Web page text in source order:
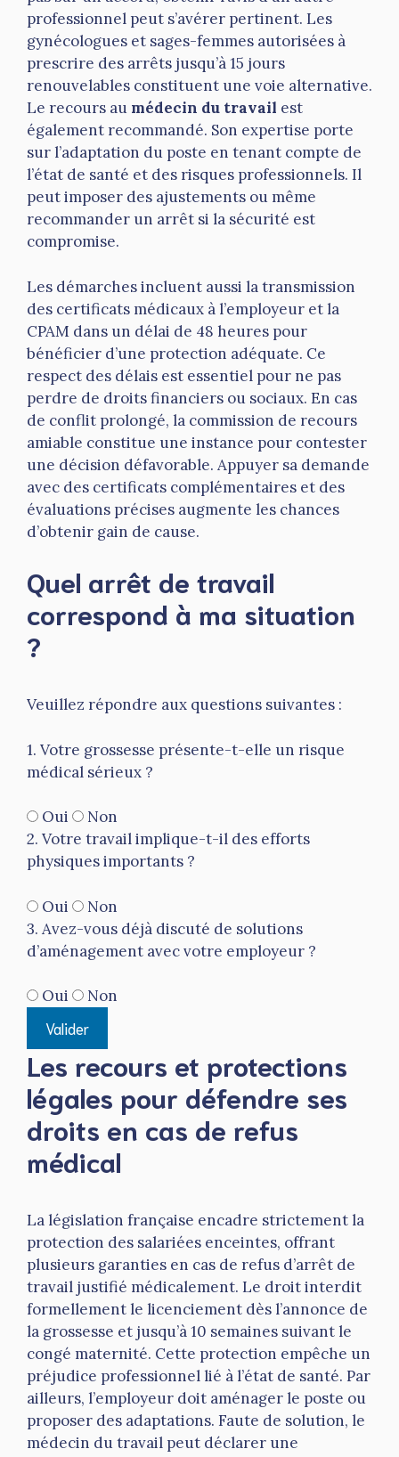
professionnel peut s’avérer pertinent. Les
gynécologues et sages-femmes autorisées à
prescrire des arrêts jusqu’à 15 jours
renouvelables constituent une voie alternative.
Le recours au médecin du travail est
également recommandé. Son expertise porte
sur l’adaptation du poste en tenant compte de
l’état de santé et des risques professionnels. Il
peut imposer des ajustements ou même
recommander un arrêt si la sécurité est
compromise.
Les démarches incluent aussi la transmission
des certificats médicaux à l’employeur et la
CPAM dans un délai de 48 heures pour
bénéficier d’une protection adéquate. Ce
respect des délais est essentiel pour ne pas
perdre de droits financiers ou sociaux. En cas
de conflit prolongé, la commission de recours
amiable constitue une instance pour contester
une décision défavorable. Appuyer sa demande
avec des certificats complémentaires et des
évaluations précises augmente les chances
d’obtenir gain de cause.
Quel arrêt de travail
correspond à ma situation
?
Veuillez répondre aux questions suivantes :
1. Votre grossesse présente-t-elle un risque
médical sérieux ?
Oui
Non
2. Votre travail implique-t-il des efforts
physiques importants ?
Oui
Non
3. Avez-vous déjà discuté de solutions
d’aménagement avec votre employeur ?
Oui
Non
Valider
Les recours et protections
légales pour défendre ses
droits en cas de refus
médical
La législation française encadre strictement la
protection des salariées enceintes, offrant
plusieurs garanties en cas de refus d’arrêt de
travail justifié médicalement. Le droit interdit
formellement le licenciement dès l’annonce de
la grossesse et jusqu’à 10 semaines suivant le
congé maternité. Cette protection empêche un
préjudice professionnel lié à l’état de santé. Par
ailleurs, l’employeur doit aménager le poste ou
proposer des adaptations. Faute de solution, le
médecin du travail peut déclarer une